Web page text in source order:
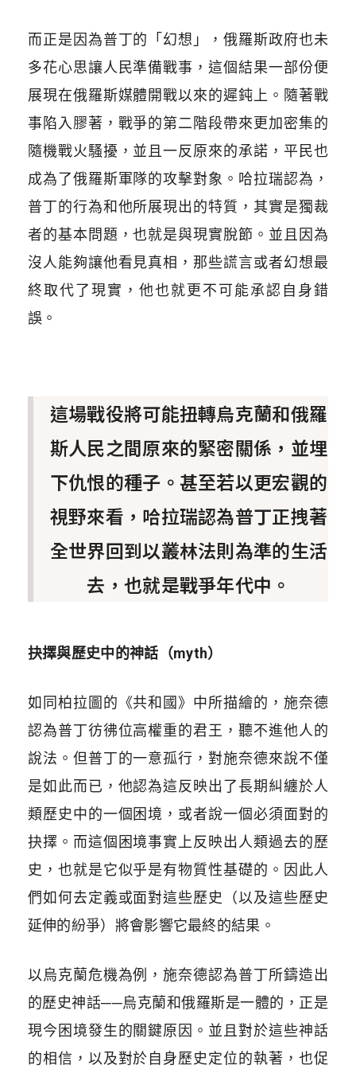
而正是因為普丁的「幻想」，俄羅斯政府也未
多花心思讓人民準備戰事，這個結果一部份便
展現在俄羅斯媒體開戰以來的遲鈍上。隨著戰
事陷入膠著，戰爭的第二階段帶來更加密集的
隨機戰火騷擾，並且一反原來的承諾，平民也
成為了俄羅斯軍隊的攻擊對象。哈拉瑞認為，
普丁的行為和他所展現出的特質，其實是獨裁
者的基本問題，也就是與現實脫節。並且因為
沒人能夠讓他看見真相，那些謊言或者幻想最
終取代了現實，他也就更不可能承認自身錯
誤。
這場戰役將可能扭轉烏克蘭和俄羅
斯人民之間原來的緊密關係，並埋
下仇恨的種子。甚至若以更宏觀的
視野來看，哈拉瑞認為普丁正拽著
全世界回到以叢林法則為準的生活
去，也就是戰爭年代中。
抉擇與歷史中的神話（myth）
如同柏拉圖的《共和國》中所描繪的，施奈德
認為普丁彷彿位高權重的君王，聽不進他人的
說法。但普丁的一意孤行，對施奈德來說不僅
是如此而已，他認為這反映出了長期糾纏於人
類歷史中的一個困境，或者說一個必須面對的
抉擇。而這個困境事實上反映出人類過去的歷
史，也就是它似乎是有物質性基礎的。因此人
們如何去定義或面對這些歷史（以及這些歷史
延伸的紛爭）將會影響它最終的結果。
以烏克蘭危機為例，施奈德認為普丁所鑄造出
的歷史神話──烏克蘭和俄羅斯是一體的，正是
現今困境發生的關鍵原因。並且對於這些神話
的相信，以及對於自身歷史定位的執著，也促